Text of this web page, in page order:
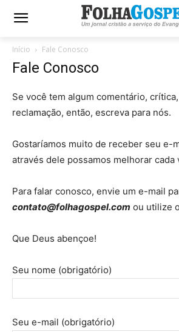
Início Fale Conosco
Fale Conosco
Se você tem algum comentário,
reclamação, então, escreva para nós.
Gostaríamos muito de receber seu e-
através dele possamos melhorar cada
Para falar conosco, envie um e-mail
contato@folhagospel.com ou utilize
Que Deus abençoe!
Seu nome (obrigatório)
Seu e-mail (obrigatório)